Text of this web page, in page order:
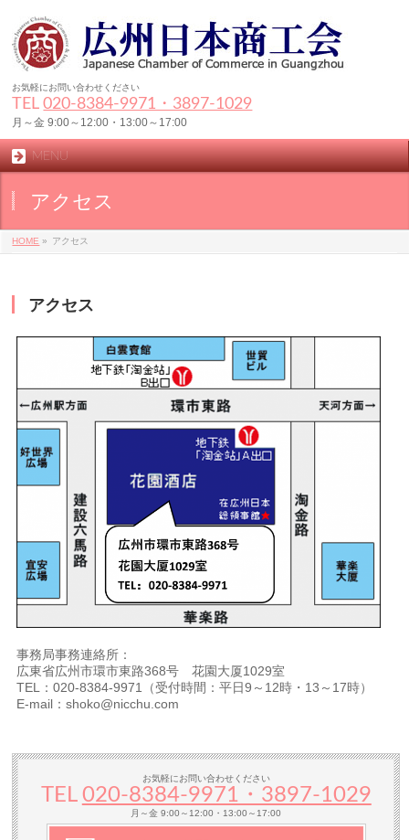
お気軽にお問い合わせください
TEL020-8384‐9971・3897-1029
月～金 9:00～12:00・13:00～17:00
MENU
アクセス
HOME » アクセス
アクセス
事務局事務連絡所：
広東省広州市環市東路368号 花園大厦1029室
TEL：020-8384-9971（受付時間：平日9～12時・13～17時）
E-mail：shoko@nicchu.com
お気軽にお問い合わせください
TEL 020-8384‐9971・3897-1029
月～金 9:00～12:00・13:00～17:00